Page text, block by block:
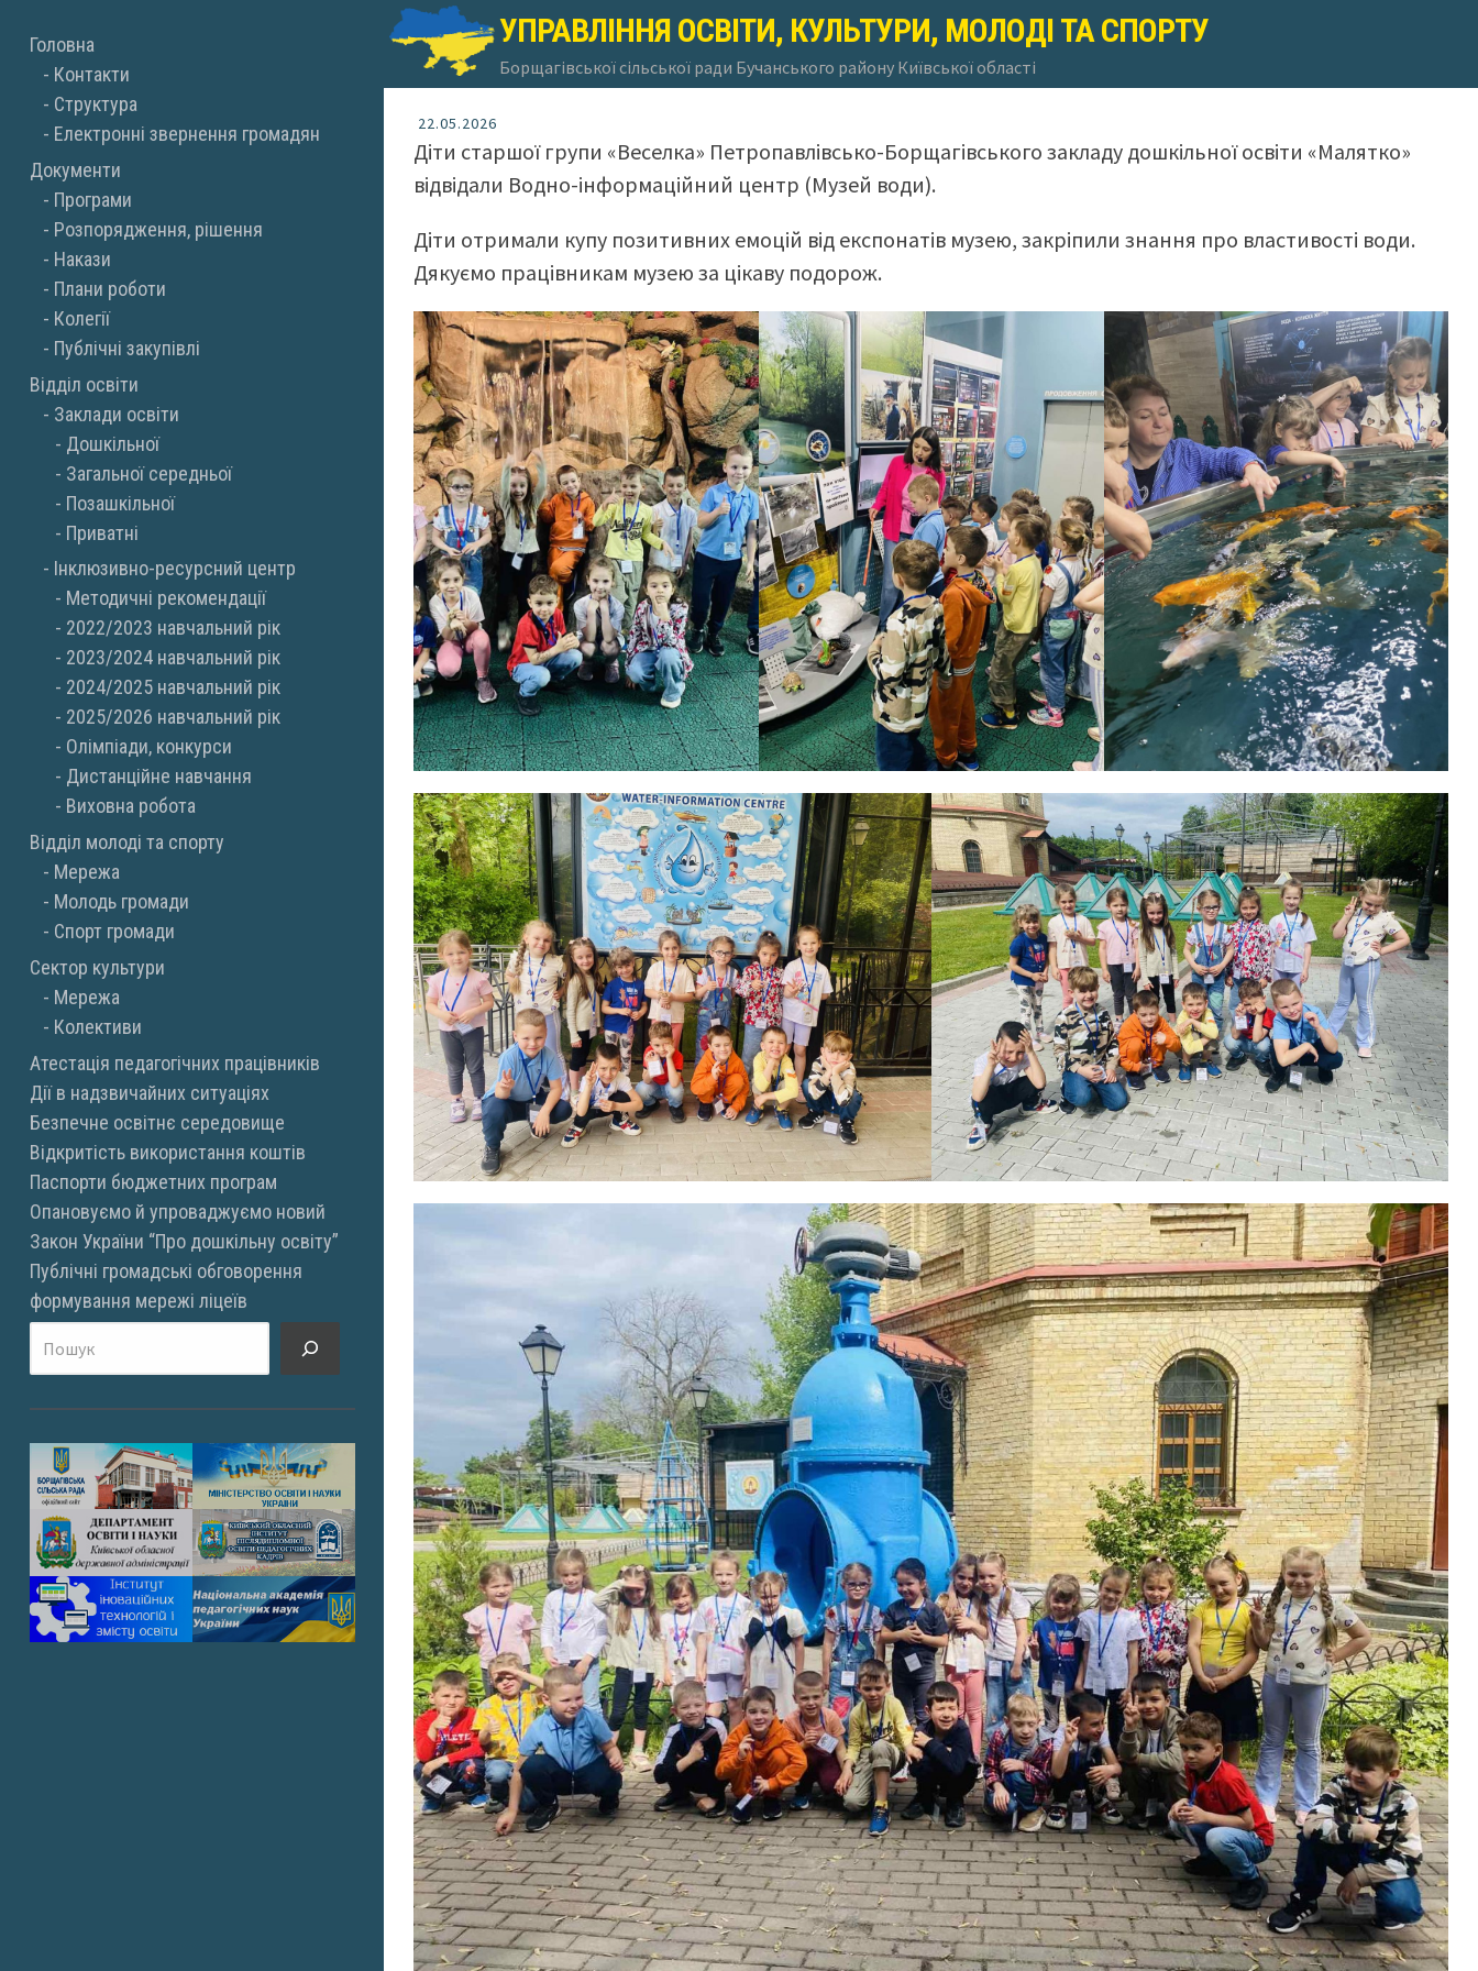
content
Головна
Контакти
Структура
Електронні звернення громадян
Документи
Програми
Розпорядження, рішення
Накази
Плани роботи
Колегії
Публічні закупівлі
Відділ освіти
Заклади освіти
Дошкільної
Загальної середньої
Позашкільної
Приватні
Інклюзивно-ресурсний центр
Методичні рекомендації
2022/2023 навчальний рік
2023/2024 навчальний рік
2024/2025 навчальний рік
2025/2026 навчальний рік
Олімпіади, конкурси
Дистанційне навчання
Виховна робота
Відділ молоді та спорту
Мережа
Молодь громади
Спорт громади
Сектор культури
Мережа
Колективи
Атестація педагогічних працівників
Дії в надзвичайних ситуаціях
Безпечне освітнє середовище
Відкритість використання коштів
Паспорти бюджетних програм
Опановуємо й упроваджуємо новий
Закон України “Про дошкільну освіту”
Публічні громадські обговорення
формування мережі ліцеїв
УПРАВЛІННЯ ОСВІТИ, КУЛЬТУРИ, МОЛОДІ ТА СПОРТУ
Борщагівської сільської ради Бучанського району Київської області
22.05.2026
Діти старшої групи «Веселка» Петропавлівсько-Борщагівського закладу дошкільної освіти «Малятко»
відвідали Водно-інформаційний центр (Музей води).
Діти отримали купу позитивних емоцій від експонатів музею, закріпили знання про властивості води.
Дякуємо працівникам музею за цікаву подорож.